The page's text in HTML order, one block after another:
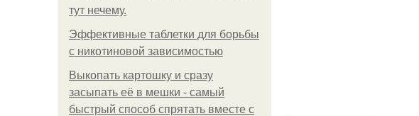
тут нечему.
Эффективные таблетки для борьбы
с никотиновой зависимостью
Выкопать картошку и сразу
засыпать её в мешки - самый
быстрый способ спрятать вместе с